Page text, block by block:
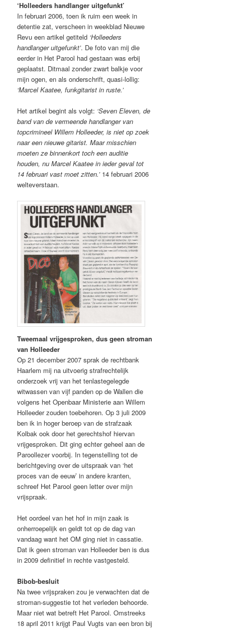
‘Holleeders handlanger uitgefunkt’
In februari 2006, toen ik ruim een week in
detentie zat, verscheen in weekblad Nieuwe
Revu een artikel getiteld ‘Holleeders
handlanger uitgefunkt’. De foto van mij die
eerder in Het Parool had gestaan was erbij
geplaatst. Ditmaal zonder zwart balkje voor
mijn ogen, en als onderschrift, quasi-lollig:
‘Marcel Kaatee, funkgitarist in ruste.’
Het artikel begint als volgt: ‘Seven Eleven, de
band van de vermeende handlanger van
topcrimineel Willem Holleeder, is niet op zoek
naar een nieuwe gitarist. Maar misschien
moeten ze binnenkort toch een auditie
houden, nu Marcel Kaatee in ieder geval tot
14 februari vast moet zitten.’ 14 februari 2006
welteverstaan.
Tweemaal vrijgesproken, dus geen stroman
van Holleeder
Op 21 december 2007 sprak de rechtbank
Haarlem mij na uitvoerig strafrechtelijk
onderzoek vrij van het tenlastegelegde
witwassen van vijf panden op de Wallen die
volgens het Openbaar Ministerie aan Willem
Holleeder zouden toebehoren. Op 3 juli 2009
ben ik in hoger beroep van de strafzaak
Kolbak ook door het gerechtshof hiervan
vrijgesproken. Dit ging echter geheel aan de
Paroollezer voorbij. In tegenstelling tot de
berichtgeving over de uitspraak van ‘het
proces van de eeuw’ in andere kranten,
schreef Het Parool geen letter over mijn
vrijspraak.
Het oordeel van het hof in mijn zaak is
onherroepelijk en geldt tot op de dag van
vandaag want het OM ging niet in cassatie.
Dat ik geen stroman van Holleeder ben is dus
in 2009 definitief in rechte vastgesteld.
Bibob-besluit
Na twee vrijspraken zou je verwachten dat de
stroman-suggestie tot het verleden behoorde.
Maar niet wat betreft Het Parool. Omstreeks
18 april 2011 krijgt Paul Vugts van een bron bij